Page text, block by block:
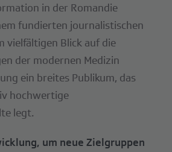
in der Romandie
fundierten journalistischen
vielfältigen Blick auf die
der modernen Medizin
ein breites Publikum, das
hochwertige
legt.
um neue Zielgruppen